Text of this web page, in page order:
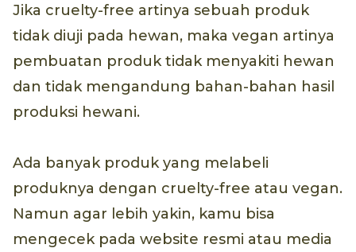
Jika cruelty-free artinya sebuah produk
tidak diuji pada hewan, maka vegan artinya
pembuatan produk tidak menyakiti hewan
dan tidak mengandung bahan-bahan hasil
produksi hewani.
Ada banyak produk yang melabeli
produknya dengan cruelty-free atau vegan.
Namun agar lebih yakin, kamu bisa
mengecek pada website resmi atau media